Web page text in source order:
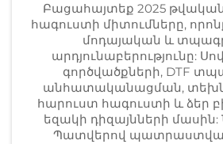
Բացահայտեք 2025
հագուստի միտումները,
մոդայական և
արդյունաբերությունը:
գործվածքների, DTF
անհատականացման,
հարուստ հագուստի և ձեր
եզակի դիզայնների մասին:
Պատվերով